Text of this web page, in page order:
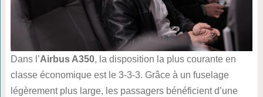
Dans l’Airbus A350, la disposition la plus courante en
classe économique est le 3-3-3. Grâce à un fuselage
légèrement plus large, les passagers bénéficient d’une